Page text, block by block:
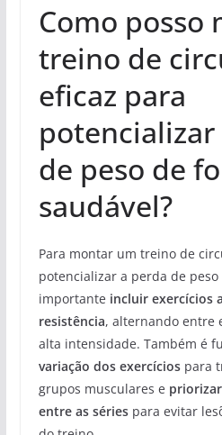
Como posso
treino de
eficaz para
potencializar
de peso de
saudável?
Para montar um treino de
potencializar a perda de
importante incluir exercícios
resistência, alternando entre
alta intensidade. Também é
variação dos exercíciospara
grupos musculares e
entre as sériespara evitar